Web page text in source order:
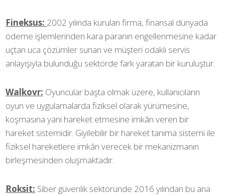
Fineksus: 2002 yılında kurulan firma, finansal dünyada
ödeme işlemlerinden kara paranın engellenmesine kadar
uçtan uca çözümler sunan ve müşteri odaklı servis
anlayışıyla bulunduğu sektörde fark yaratan bir kuruluştur.
Walkovr: Oyuncular başta olmak üzere, kullanıcıların
oyun ve uygulamalarda fiziksel olarak yürümesine,
koşmasına yani hareket etmesine imkân veren bir
hareket sistemidir. Giyilebilir bir hareket tanıma sistemi ile
fiziksel hareketlere imkân verecek bir mekanizmanın
birleşmesinden oluşmaktadır.
Roksit: Siber güvenlik sektöründe 2016 yılından bu ana